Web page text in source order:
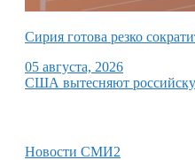
Сирия готова резко
05 августа, 2026
США вытесняют
Новости СМИ2